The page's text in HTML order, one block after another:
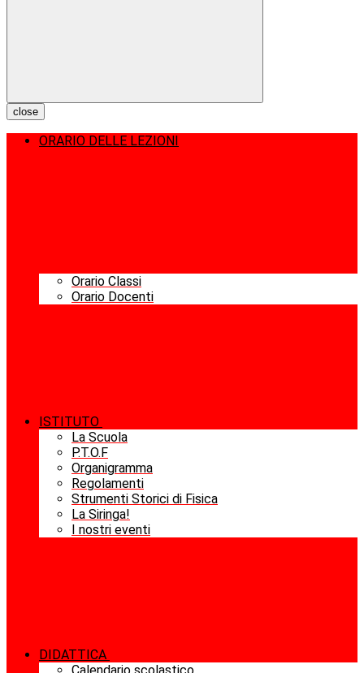
close
ORARIO DELLE LEZIONI
Orario Classi
Orario Docenti
ISTITUTO
La Scuola
P.T.O.F
Organigramma
Regolamenti
Strumenti Storici di Fisica
La Siringa!
I nostri eventi
DIDATTICA